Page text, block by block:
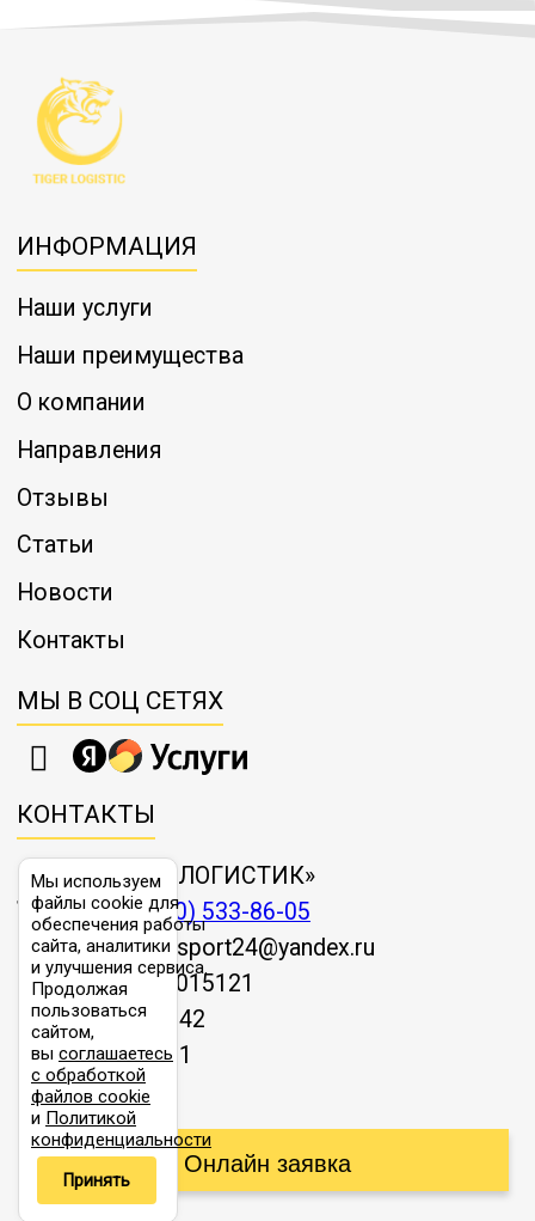
ИНФОРМАЦИЯ
Наши услуги
Наши преимущества
О компании
Направления
Отзывы
Статьи
Новости
Контакты
МЫ В СОЦ СЕТЯХ
Онлайн заявка
КОНТАКТЫ
ООО «ТАЙГЕР-ЛОГИСТИК»
Телефон: 8 (800) 533-86-05
E-mail:autotransport24@yandex.ru
ОГРН1181690015121
ИНН1655399042
КПП165501001
Мы используем
файлы cookie для
обеспечения работы
сайта, аналитики
и улучшения сервиса.
Продолжая
пользоваться
сайтом,
вы соглашаетесь
с обработкой
файлов cookie
и Политикой
конфиденциальности
Принять